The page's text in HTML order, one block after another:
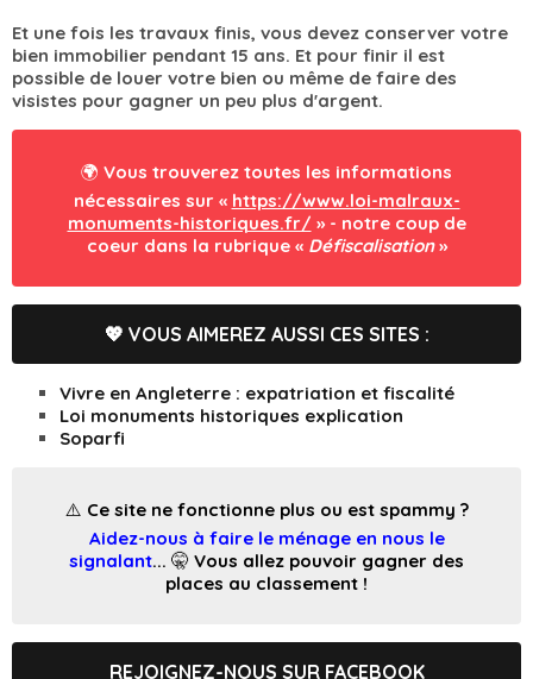
Et une fois les travaux finis, vous devez conserver votre
bien immobilier pendant 15 ans. Et pour finir il est
possible de louer votre bien ou même de faire des
visistes pour gagner un peu plus d'argent.
🌍 Vous trouverez toutes les informations
nécessaires sur « https://www.loi-malraux-
monuments-historiques.fr/ » - notre coup de
coeur dans la rubrique « Défiscalisation»
💖 VOUS AIMEREZ AUSSI CES SITES :
Vivre en Angleterre : expatriation et fiscalité
Loi monuments historiques explication
Soparfi
⚠️ Ce site ne fonctionne plus ou est spammy ?
Aidez-nous à faire le ménage en nous le
signalant... 🤫 Vous allez pouvoir gagner des
places au classement !
REJOIGNEZ-NOUS SUR FACEBOOK